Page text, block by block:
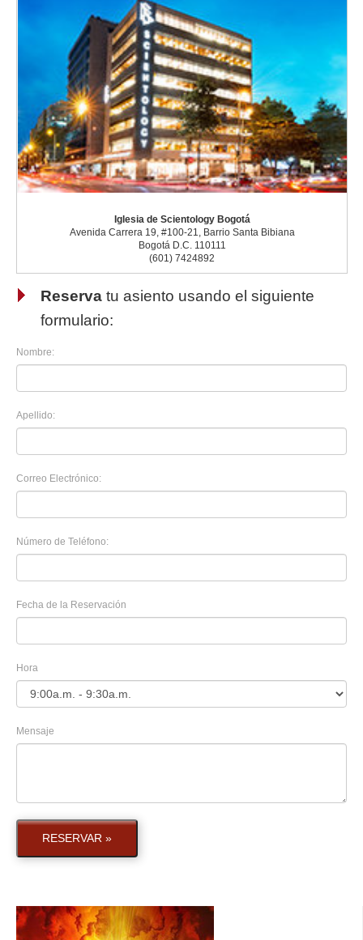
Iglesia de Scientology Bogotá
Avenida Carrera 19, #100-21, Barrio Santa Bibiana
Bogotá D.C. 110111
(601) 7424892
Reserva tu asiento usando el siguiente
formulario:
Nombre:
Apellido:
Correo Electrónico:
Número de Teléfono:
Fecha de la Reservación
Hora
Mensaje
RESERVAR »